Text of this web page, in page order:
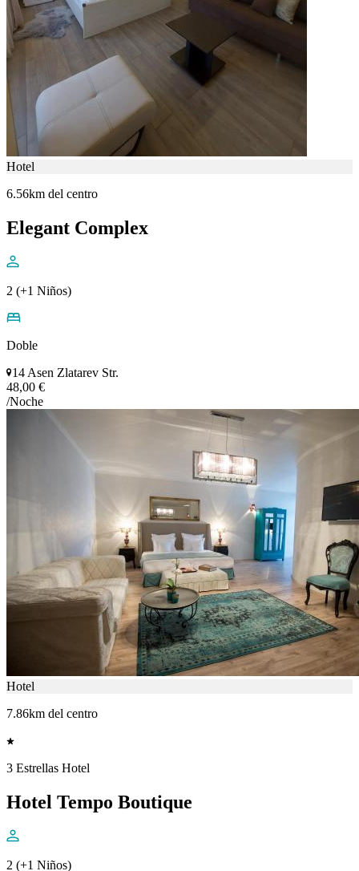
Hotel
6.56km del centro
Elegant Complex
2 (+1 Niños)
Doble
14 Asen Zlatarev Str.
48,00 €
/Noche
Hotel
7.86km del centro
3 Estrellas Hotel
Hotel Tempo Boutique
2 (+1 Niños)